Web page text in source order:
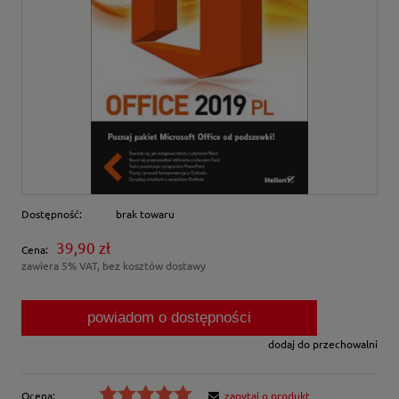
Dostępność: brak towaru
Cena: 39,90 zł
zawiera 5% VAT, bez kosztów dostawy
powiadom o dostępności
dodaj do przechowalni
Ocena: zapytaj o produkt